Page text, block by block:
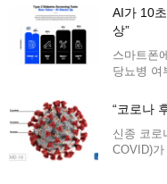
AI가 10
상”
스마트폰
당뇨병 여
“코로나
신종 코로
COVID)